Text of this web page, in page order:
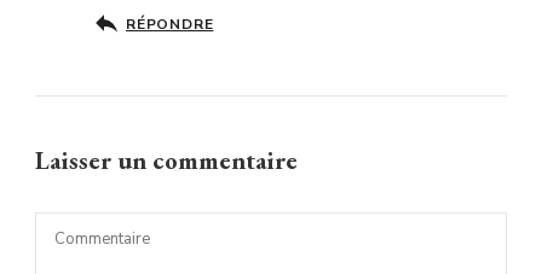
RÉPONDRE
Laisser un commentaire